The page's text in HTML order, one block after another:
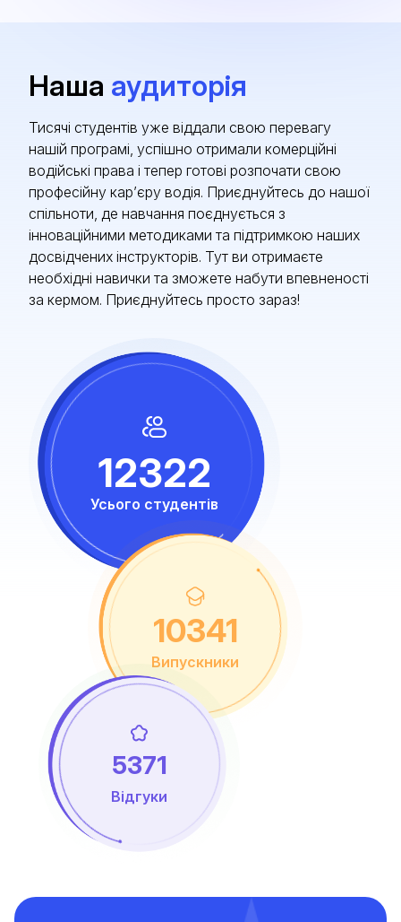
Наша аудиторія
Тисячі студентів уже віддали свою перевагу
нашій програмі, успішно отримали комерційні
водійські права і тепер готові розпочати свою
професійну кар’єру водія. Приєднуйтесь до нашої
спільноти, де навчання поєднується з
інноваційними методиками та підтримкою наших
досвідчених інструкторів. Тут ви отримаєте
необхідні навички та зможете набути впевненості
за кермом. Приєднуйтесь просто зараз!
12322
Усього студентів
10341
Випускники
5371
Відгуки